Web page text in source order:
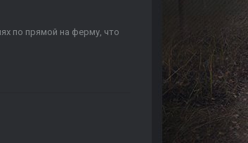
по прямой на ферму, что